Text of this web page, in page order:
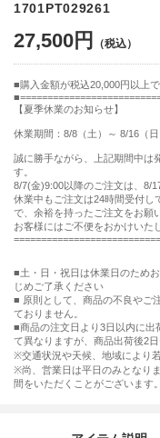
1701PT029261
27,500円
購入金額が税込20,000円以上
【夏季休業のお知らせ】
休業期間：8/8（土）～ 8/16（日
誠に勝手ながら、上記期間中は
す。
8/7(金)9:00以降のご注文は、8/
休業中もご注文は24時間受付し
で、余裕を持ったご注文をお願
お客様にはご不便をおかけいた
■土・日・祝日は休業日のため
じめご了承ください
■ 原則として、商品の不良やご
ておりません。
■商品の注文日より3日以内に出
て異なりますが、商品出荷後2
※交通状況や天候、地域により
※尚、営業日は平日のみとなり
間をいただくことがございます